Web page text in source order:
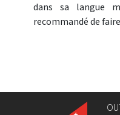
dans sa langue
recommandé de